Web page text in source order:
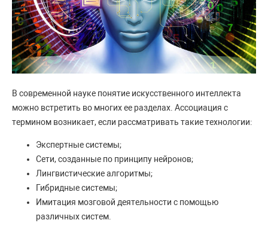
В современной науке понятие искусственного интеллекта
можно встретить во многих ее разделах. Ассоциация с
термином возникает, если рассматривать такие технологии:
Экспертные системы;
Сети, созданные по принципу нейронов;
Лингвистические алгоритмы;
Гибридные системы;
Имитация мозговой деятельности с помощью
различных систем.